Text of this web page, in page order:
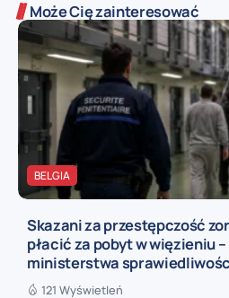
Może Cię zainteresować
BELGIA
Skazani za przestępczość
płacić za pobyt w więzieniu
ministerstwa
121 Wyświetleń